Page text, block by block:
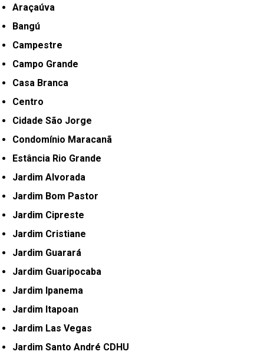
Araçaúva
Bangú
Campestre
Campo Grande
Casa Branca
Centro
Cidade São Jorge
Condomínio Maracanã
Estância Rio Grande
Jardim Alvorada
Jardim Bom Pastor
Jardim Cipreste
Jardim Cristiane
Jardim Guarará
Jardim Guaripocaba
Jardim Ipanema
Jardim Itapoan
Jardim Las Vegas
Jardim Santo André CDHU